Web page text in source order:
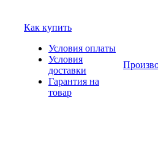
Как купить
Условия оплаты
Условия
доставки
Гарантия на
товар